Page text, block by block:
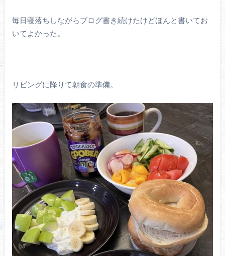
毎日寝落ちしながらブログ書き続けたけどほんと書いてお
いてよかった。
リビングに降りて朝食の準備。